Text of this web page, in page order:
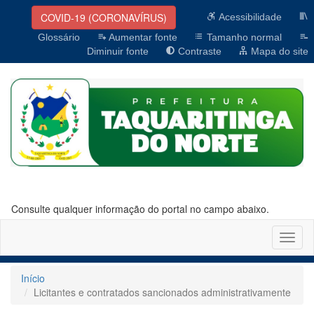
COVID-19 (CORONAVÍRUS)
Acessibilidade
Glossário
Aumentar fonte
Tamanho normal
Diminuir fonte
Contraste Mapa do site
Consulte qualquer informação do portal no campo abaixo.
Início
Licitantes e contratados sancionados administrativamente